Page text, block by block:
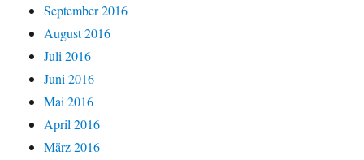
September 2016
August 2016
Juli 2016
Juni 2016
Mai 2016
April 2016
März 2016